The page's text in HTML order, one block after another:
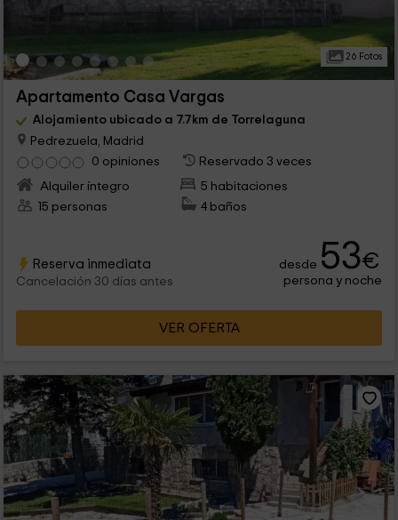
26 Fotos
Apartamento Casa Vargas
Alojamiento ubicado a 7.7km de Torrelaguna
Pedrezuela, Madrid
0 opiniones
Reservado 3 veces
Alquiler íntegro
5 habitaciones
15 personas
4 baños
Reserva inmediata
Cancelación 30 días antes
desde 53€
persona y noche
VER OFERTA